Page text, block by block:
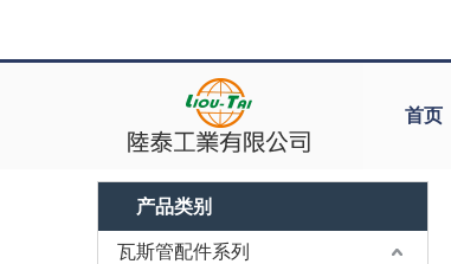
首页
产品类别
瓦斯管配件系列